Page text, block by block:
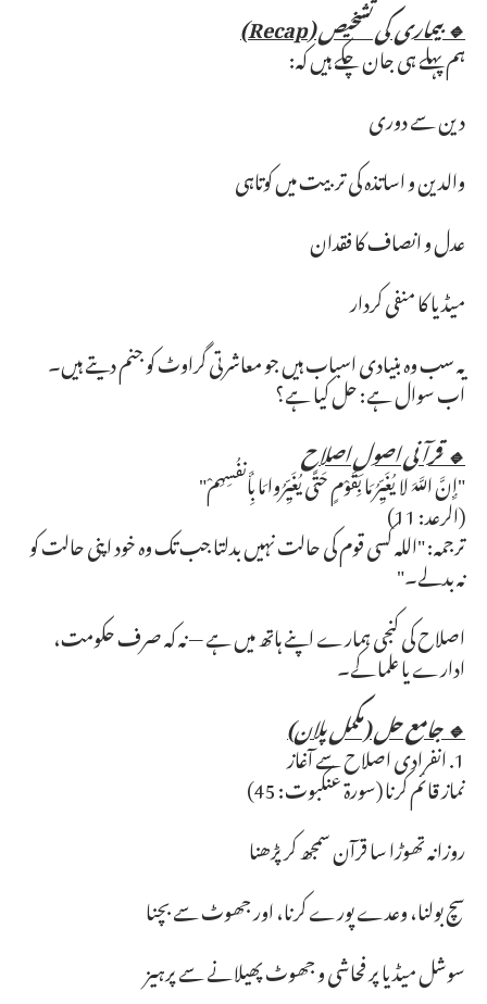
🔹 بیماری کی تشخیص (Recap)
ہم پہلے ہی جان چکے ہیں کہ:
دین سے دوری
والدین و اساتذہ کی تربیت میں کوتاہی
عدل و انصاف کا فقدان
میڈیا کا منفی کردار
یہ سب وہ بنیادی اسباب ہیں جو معاشرتی گراوٹ کو جنم دیتے ہیں۔
اب سوال ہے: حل کیا ہے؟
🔹 قرآنی اصولِ اصلاح
"إِنَّ اللَّهَ لا يُغَيِّرُ مَا بِقَوْمٍ حَتَّى يُغَيِّرُوا مَا بِأَنفُسِهِمْ"
(الرعد: 11)
ترجمہ: "اللہ کسی قوم کی حالت نہیں بدلتا جب تک وہ خود اپنی حالت کو
نہ بدلے۔"
اصلاح کی کنجی ہمارے اپنے ہاتھ میں ہے — نہ کہ صرف حکومت،
ادارے یا علما کے۔
🔹 جامع حل (مکمل پلان)
1. انفرادی اصلاح سے آغاز
نماز قائم کرنا (سورۃ عنکبوت: 45)
روزانہ تھوڑا سا قرآن سمجھ کر پڑھنا
سچ بولنا، وعدے پورے کرنا، اور جھوٹ سے بچنا
سوشل میڈیا پر فحاشی و جھوٹ پھیلانے سے پرہیز